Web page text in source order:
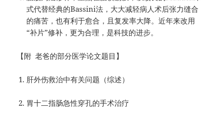
式代替经典的Bassini法，大大减轻病人术后张力缝合
的痛苦，也有利于愈合，且复发率大降。近年来改用
“补片”修补，更为合理，是科技的进步。
【附 老爸的部分医学论文题目】
肝外伤救治中有关问题（综述）
胃十二指肠急性穿孔的手术治疗